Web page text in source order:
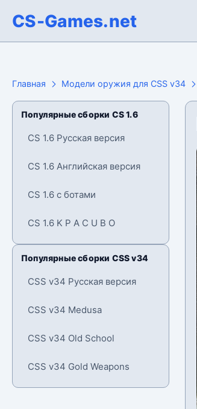
CS-Games.net
Главная Модели оружия для CSS v34
Популярные сборки CS 1.6
CS 1.6 Русская версия
CS 1.6 Английская версия
CS 1.6 с ботами
CS 1.6 K P A C U B O
Популярные сборки CSS v34
CSS v34 Русская версия
CSS v34 Medusa
CSS v34 Old School
CSS v34 Gold Weapons